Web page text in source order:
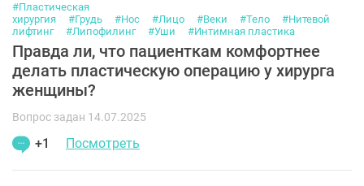
#Пластическая
хирургия
#Грудь #Нос #Лицо #Веки #Тело
#Нитевой
лифтинг
#Липофилинг #Уши #Интимная пластика
Правда ли, что пациенткам комфортнее
делать пластическую операцию у хирурга
женщины?
Вопрос задан 14.07.2025
+1 Посмотреть